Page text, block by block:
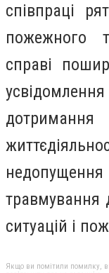
співпраці
пожежного
справі
травмування
ситуацій і
Якщо ви помітили помилку,